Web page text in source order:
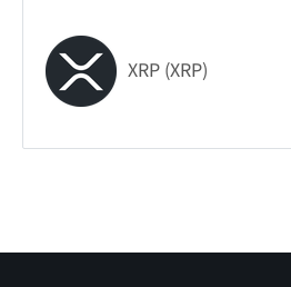
XRP (XRP)